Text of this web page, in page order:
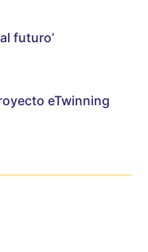
futuro’
eTwinning